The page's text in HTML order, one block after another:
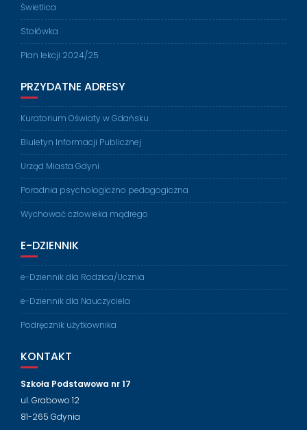
Świetlica
Stołówka
Plan lekcji 2024/25
PRZYDATNE ADRESY
Kuratorium Oświaty w Gdańsku
Biuletyn Informacji Publicznej
Urząd Miasta Gdyni
Poradnia psychologiczno pedagogiczna
Wychować człowieka mądrego
E-DZIENNIK
e-Dziennik dla Rodzica/Ucznia
e-Dziennik dla Nauczyciela
Podręcznik użytkownika
KONTAKT
Szkoła Podstawowa nr 17
ul. Grabowo 12
81-265 Gdynia